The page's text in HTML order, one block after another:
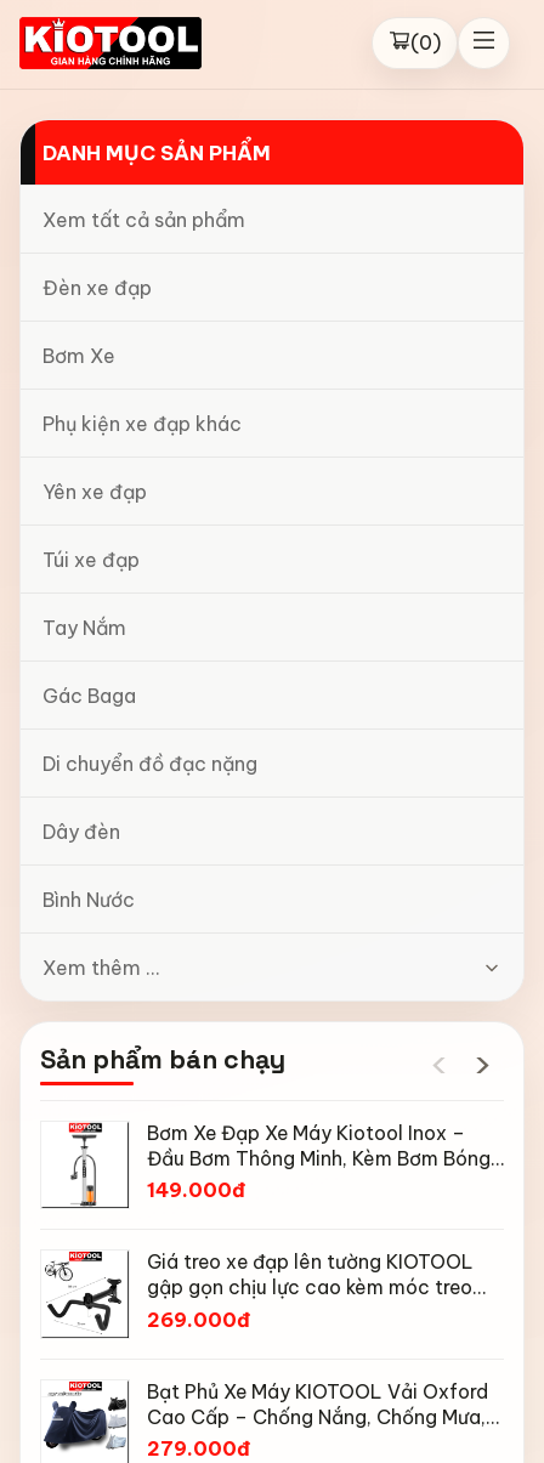
(0)
DANH MỤC SẢN PHẨM
Xem tất cả sản phẩm
Đèn xe đạp
Bơm Xe
Phụ kiện xe đạp khác
Yên xe đạp
Túi xe đạp
Tay Nắm
Gác Baga
Di chuyển đồ đạc nặng
Dây đèn
Bình Nước
Xem thêm ...
Sản phẩm bán chạy ‹ ›
Bơm Xe Đạp Xe Máy Kiotool Inox –
Đầu Bơm Thông Minh, Kèm Bơm Bóng,
Đồng Hồ 160 PSI
149.000đ
Giá treo xe đạp lên tường KIOTOOL
gập gọn chịu lực cao kèm móc treo
mũ bảo hiểm
269.000đ
Bạt Phủ Xe Máy KIOTOOL Vải Oxford
Cao Cấp – Chống Nắng, Chống Mưa,
Chống Bụi, Chống Tia UV, Có Phản
279.000đ